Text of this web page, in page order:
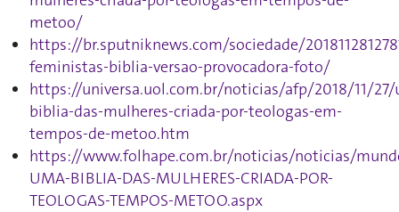
metoo/
https://br.sputniknews.com/sociedade/
feministas-biblia-versao-provocadora-foto/
https://universa.uol.com.br/noticias/afp/2018/11/27/
biblia-das-mulheres-criada-por-teologas-em-
tempos-de-metoo.htm
https://www.folhape.com.br/noticias/noticias/
UMA-BIBLIA-DAS-MULHERES-CRIADA-POR-
TEOLOGAS-TEMPOS-METOO.aspx